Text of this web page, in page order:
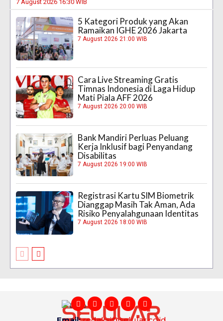
7 August 2026 16:30 WIB
5 Kategori Produk yang Akan
Ramaikan IGHE 2026 Jakarta
7 August 2026 21:00 WIB
Cara Live Streaming Gratis
Timnas Indonesia di Laga Hidup
Mati Piala AFF 2026
7 August 2026 20:00 WIB
Bank Mandiri Perluas Peluang
Kerja Inklusif bagi Penyandang
Disabilitas
7 August 2026 19:00 WIB
Registrasi Kartu SIM Biometrik
Dianggap Masih Tak Aman, Ada
Risiko Penyalahgunaan Identitas
7 August 2026 18:00 WIB